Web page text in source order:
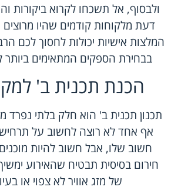
ולבסוף, אל תשכחו לקרוא ביקורות
דעת מלקוחות קודמים שהיו
המלצות אישיות יכולות לחסוך לכם
בבחירת הספקים המתאימים ביותר
הכנת תכנית ב'
תכנון תכנית ב' הוא חלק בלתי נפרד
אף אחד לא רוצה לחשוב על
חשוב שלו, אבל חשוב להיות
חירום בסיסית תבטיח שהאירוע
של מזג אוויר לא צפוי או